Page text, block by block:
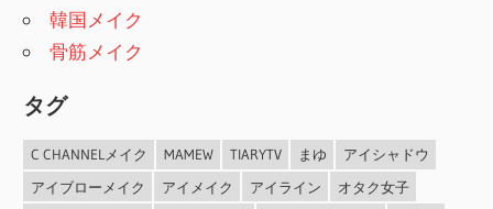
韓国メイク
骨筋メイク
タグ
C CHANNELメイク MAMEW TIARYTV まゆ
アイシャドウ
アイブローメイク
アイメイク アイライン オタク女子